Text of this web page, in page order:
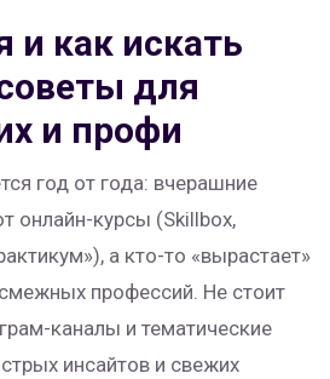
и как искать
для
и профи
год от года: вчерашние
онлайн-курсы (Skillbox,
а кто-то «вырастает»
профессий. Не стоит
каналы и тематические
инсайтов и свежих